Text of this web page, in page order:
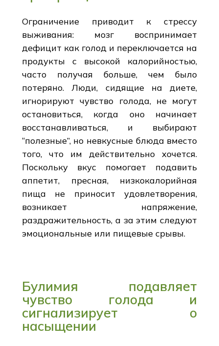
Ограничение приводит к стрессу
выживания: мозг воспринимает
дефицит как голод и переключается на
продукты с высокой калорийностью,
часто получая больше, чем было
потеряно. Люди, сидящие на диете,
игнорируют чувство голода, не могут
остановиться, когда оно начинает
восстанавливаться, и выбирают
“полезные”, но невкусные блюда вместо
того, что им действительно хочется.
Поскольку вкус помогает подавить
аппетит, пресная, низкокалорийная
пища не приносит удовлетворения,
возникает напряжение,
раздражительность, а за этим следуют
эмоциональные или пищевые срывы.
Булимия подавляет
чувство голода и
сигнализирует о
насыщении